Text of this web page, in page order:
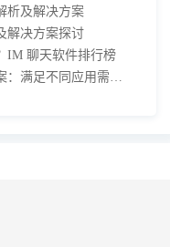
析及解决方案
解决方案探讨
IM 聊天软件排行榜
信创协同办公平台系统适配方案：满足不同应用需求的定制解决方案